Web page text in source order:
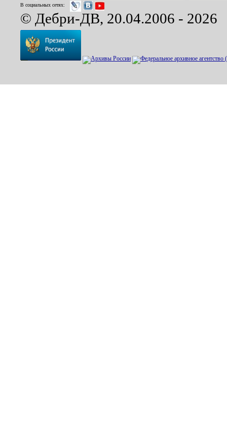
В социальных сетях:
© Дебри-ДВ, 20.04.2006 - 2026